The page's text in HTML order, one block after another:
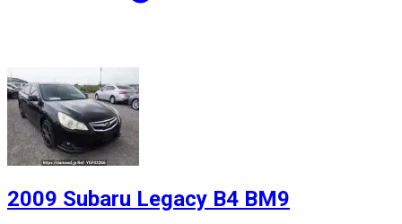
2009 Subaru Legacy B4 BM9